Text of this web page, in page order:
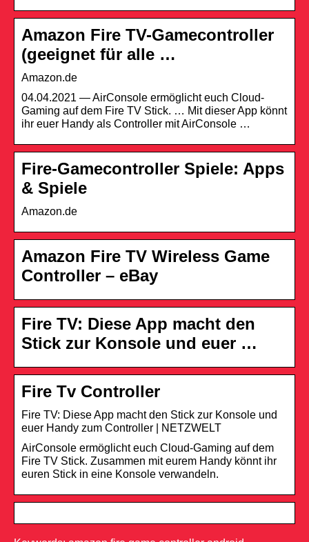
Amazon Fire TV-Gamecontroller
(geeignet für alle …
Amazon.de
04.04.2021 — AirConsole ermöglicht euch Cloud-
Gaming auf dem Fire TV Stick. … Mit dieser App könnt
ihr euer Handy als Controller mit AirConsole …
Fire-Gamecontroller Spiele: Apps
& Spiele
Amazon.de
Amazon Fire TV Wireless Game
Controller – eBay
Fire TV: Diese App macht den
Stick zur Konsole und euer …
Fire Tv Controller
Fire TV: Diese App macht den Stick zur Konsole und
euer Handy zum Controller | NETZWELT
AirConsole ermöglicht euch Cloud-Gaming auf dem
Fire TV Stick. Zusammen mit eurem Handy könnt ihr
euren Stick in eine Konsole verwandeln.